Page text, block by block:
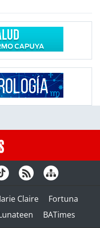
Claire
Fortuna
BATimes